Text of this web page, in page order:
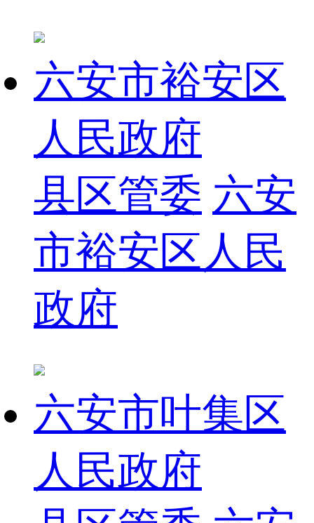
六安市裕安区
人民政府
县区管委 六安
市裕安区人民
政府
六安市叶集区
人民政府